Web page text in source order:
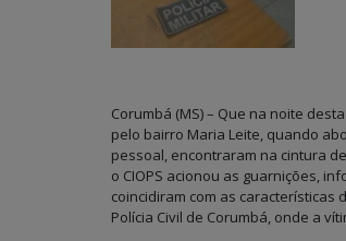
Corumbá (MS) – Que na noite
pelo bairro Maria Leite, quando
pessoal, encontraram na cintura
o CIOPS acionou as guarnições,
coincidiram com as
Polícia Civil de Corumbá, onde a